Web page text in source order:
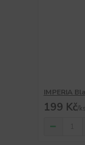
IMPERIA
199 Kč/ks